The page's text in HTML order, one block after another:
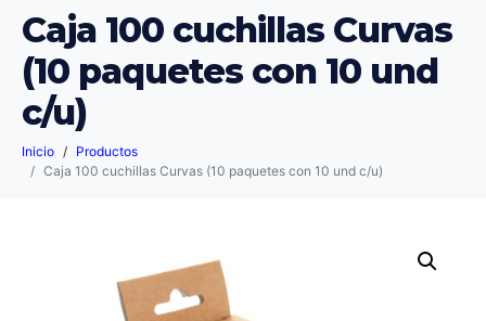
Caja 100 cuchillas Curvas
(10 paquetes con 10 und
c/u)
Inicio
Productos
Caja 100 cuchillas Curvas (10 paquetes con 10 und c/u)